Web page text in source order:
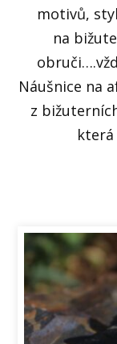
motivů,
na
Náušnice na
z